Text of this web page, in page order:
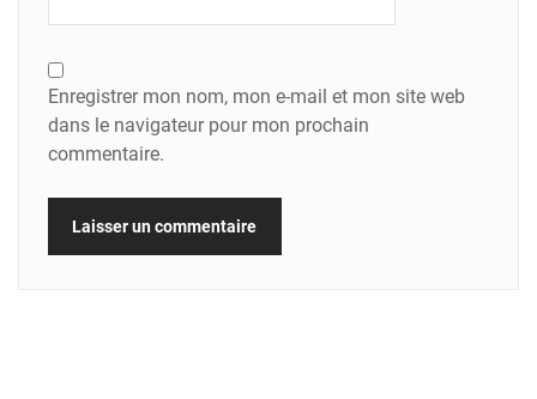
Enregistrer mon nom, mon e-mail et mon site web
dans le navigateur pour mon prochain
commentaire.